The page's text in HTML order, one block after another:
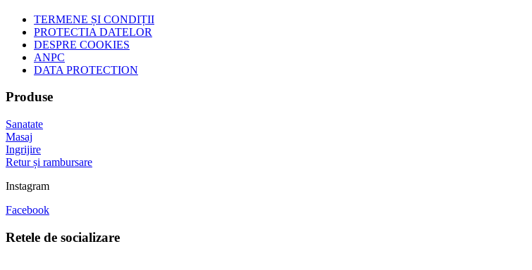
TERMENE ȘI CONDIȚII
PROTECTIA DATELOR
DESPRE COOKIES
ANPC
DATA PROTECTION
Produse
Sanatate
Masaj
Ingrijire
Retur și rambursare
Instagram
Facebook
Retele de socializare